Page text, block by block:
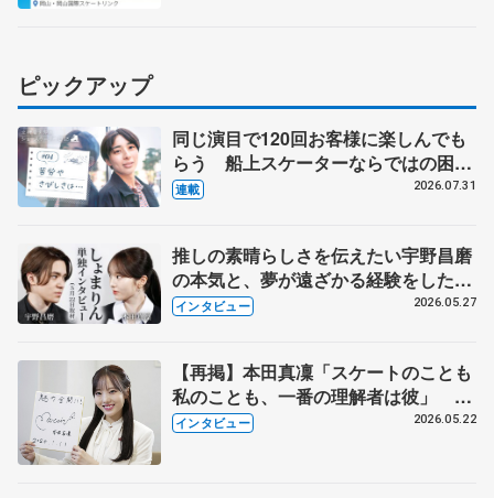
ピックアップ
同じ演目で120回お客様に楽しんでも
らう 船上スケーターならではの困難
とは 影響あったPIW前キャプテン松
連載 2026.07.31
推しの素晴らしさを伝えたい宇野昌磨
の本気と、夢が遠ざかる経験をした本
田真凜の覚悟
インタビュー 2026.05.27
【再掲】本田真凜「スケートのことも
私のことも、一番の理解者は彼」 引
退時の単独インタビューで語った競技
インタビュー 2026.05.22